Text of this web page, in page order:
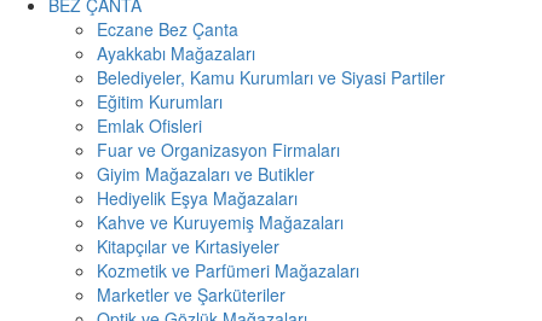
BEZ ÇANTA
Eczane Bez Çanta
Ayakkabı Mağazaları
Belediyeler, Kamu Kurumları ve Siyasi Partiler
Eğitim Kurumları
Emlak Ofisleri
Fuar ve Organizasyon Firmaları
Giyim Mağazaları ve Butikler
Hediyelik Eşya Mağazaları
Kahve ve Kuruyemiş Mağazaları
Kitapçılar ve Kırtasiyeler
Kozmetik ve Parfümeri Mağazaları
Marketler ve Şarküteriler